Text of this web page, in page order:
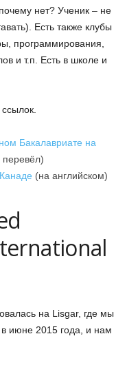
нет? Ученик – не
Есть также клубы
программирования,
и т.п. Есть в школе и
Бакалавриате на
(на английском)
на Lisgar, где мы
в июне 2015 года, и нам